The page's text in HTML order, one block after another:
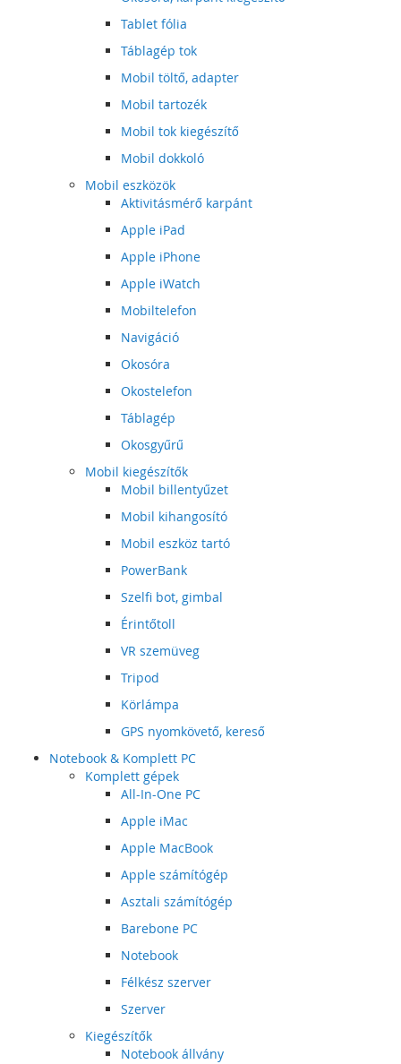
Tablet fólia
Táblagép tok
Mobil töltő, adapter
Mobil tartozék
Mobil tok kiegészítő
Mobil dokkoló
Mobil eszközök
Aktivitásmérő karpánt
Apple iPad
Apple iPhone
Apple iWatch
Mobiltelefon
Navigáció
Okosóra
Okostelefon
Táblagép
Okosgyűrű
Mobil kiegészítők
Mobil billentyűzet
Mobil kihangosító
Mobil eszköz tartó
PowerBank
Szelfi bot, gimbal
Érintőtoll
VR szemüveg
Tripod
Körlámpa
GPS nyomkövető, kereső
Notebook & Komplett PC
Komplett gépek
All-In-One PC
Apple iMac
Apple MacBook
Apple számítógép
Asztali számítógép
Barebone PC
Notebook
Félkész szerver
Szerver
Kiegészítők
Notebook állvány